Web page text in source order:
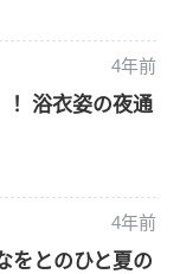
4年前
！浴衣姿の夜通
4年前
をとのひと夏の